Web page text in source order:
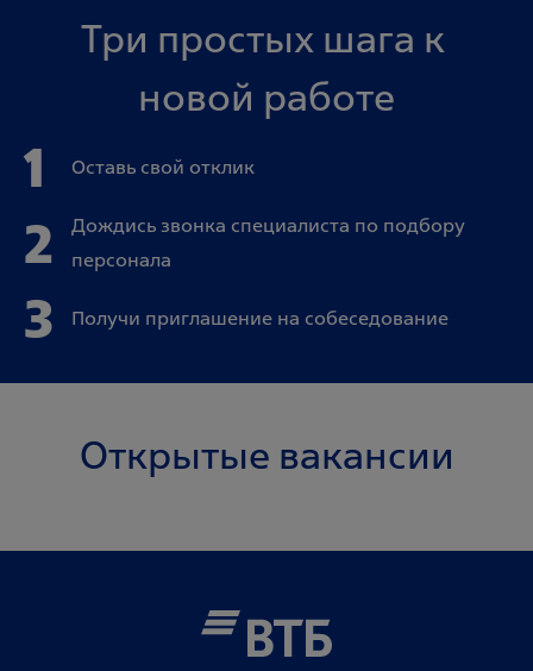
Три простых шага к
новой работе
1 Оставь свой отклик
2
Дождись звонка специалиста по подбору
персонала
3 Получи приглашение на собеседование
Открытые вакансии